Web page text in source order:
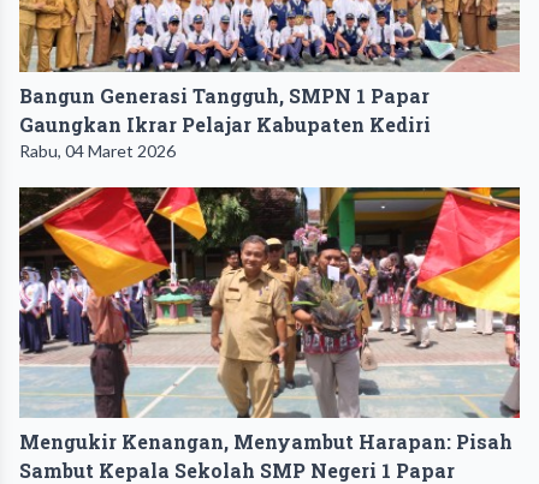
Bangun Generasi Tangguh, SMPN 1 Papar
Gaungkan Ikrar Pelajar Kabupaten Kediri
Rabu, 04 Maret 2026
Mengukir Kenangan, Menyambut Harapan: Pisah
Sambut Kepala Sekolah SMP Negeri 1 Papar